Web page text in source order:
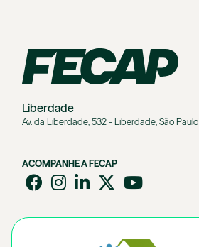
Liberdade
Av. da Liberdade, 532 - Liberdade, São Paulo
ACOMPANHE A FECAP